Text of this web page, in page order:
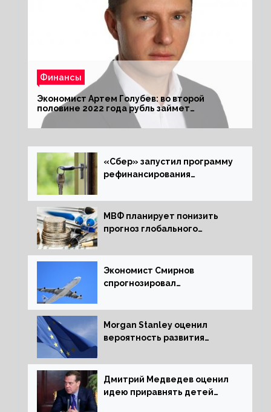
Финансы
Экономист Артем Голубев: во второй
половине 2022 года рубль займет
комфортный курс
«Сбер» запустил программу
рефинансирования
МВФ планирует понизить
прогноз глобального
следующем отчете
Экономист Смирнов
спрогнозировал
России
Morgan Stanley оценил
вероятность развития
Дмитрий Медведев оценил
идею приравнять детей